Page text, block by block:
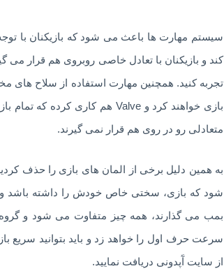
کند و بازیکنان با تعادل خاصی روبروی هم قرار می
تجربه کنید. همچنین مهارت استفاده از سلاح های
متعادلی رو در روی هم قرار نمی گیرند.
به همین دلیل برخی از المان های بازی را حذف
شود که بازی، سختی خاص خودش را داشته باشد و
بمب می گذارند، همه چیز متفاوت می شود و
سرعت حرف اول را خواهد زد و باید بتوانید سریع
از سایت آَپدونی دریافت نمایید.